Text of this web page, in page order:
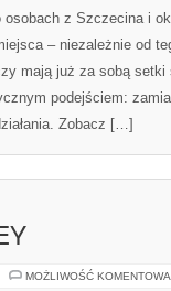
osobach z Szczecina i
– niezależnie od
mają już za sobą setki
podejściem:
Zobacz […]
MOŻLIWOŚĆ